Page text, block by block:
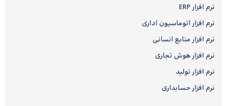
نرم افزار ERP
نرم افزار اتوماسیون اداری
نرم افزار منابع انسانی
نرم افزار هوش تجاری
نرم افزار تولید
نرم افزار حسابداری